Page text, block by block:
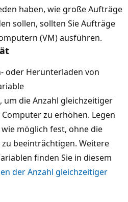
haben, wie große Aufträge
sollen, sollten Sie Aufträge
(VM) ausführen.
oder Herunterladen von
, um die Anzahl gleichzeitiger
zu erhöhen. Legen
möglich fest, ohne die
beeinträchtigen. Weitere
finden Sie in diesem
der Anzahl gleichzeitiger